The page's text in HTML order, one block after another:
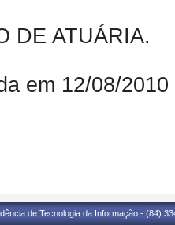
DE ATUÁRIA.
em 12/08/
de Tecnologia da Informação - (84)